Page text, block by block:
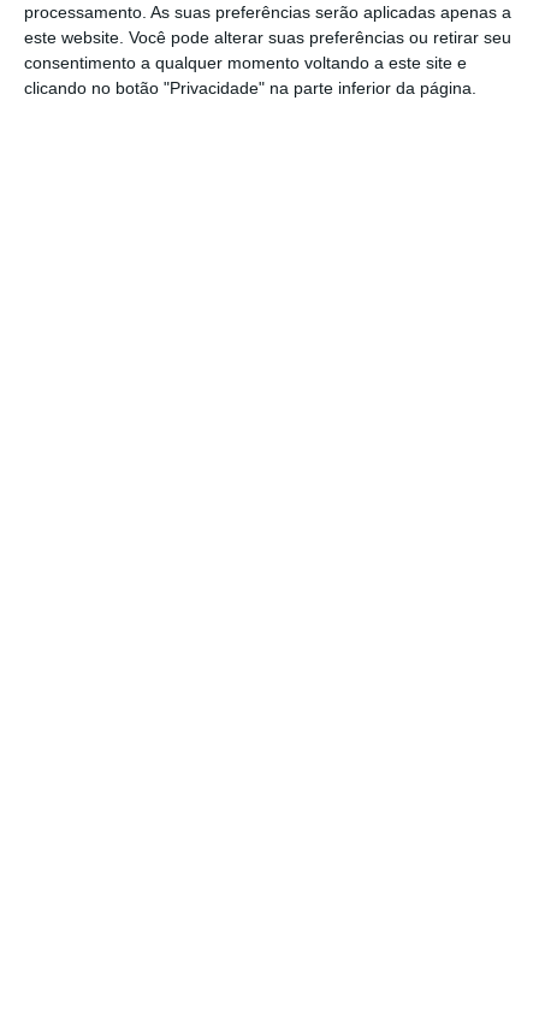
processamento. As suas preferências serão aplicadas apenas a
este website. Você pode alterar suas preferências ou retirar seu
consentimento a qualquer momento voltando a este site e
clicando no botão "Privacidade" na parte inferior da página.
que integram o Espaço Económico Europeu e
aplicam-se a três situações: cancelamentos
de voos,situações deatrasos consideráveis,